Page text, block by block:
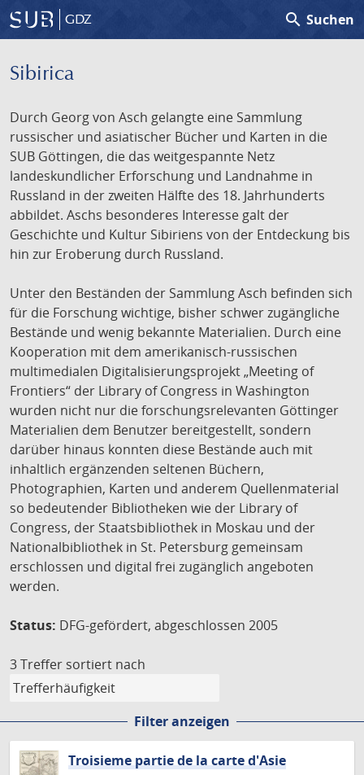
GDZ search Suchen
Sibirica
Durch Georg von Asch gelangte eine Sammlung
russischer und asiatischer Bücher und Karten in die
SUB Göttingen, die das weitgespannte Netz
landeskundlicher Erforschung und Landnahme in
Russland in der zweiten Hälfte des 18. Jahrhunderts
abbildet. Aschs besonderes Interesse galt der
Geschichte und Kultur Sibiriens von der Entdeckung bis
hin zur Eroberung durch Russland.
Unter den Beständen der Sammlung Asch befinden sich
für die Forschung wichtige, bisher schwer zugängliche
Bestände und wenig bekannte Materialien. Durch eine
Kooperation mit dem amerikanisch-russischen
multimedialen Digitalisierungsprojekt „Meeting of
Frontiers“ der Library of Congress in Washington
wurden nicht nur die forschungsrelevanten Göttinger
Materialien dem Benutzer bereitgestellt, sondern
darüber hinaus konnten diese Bestände auch mit
inhaltlich ergänzenden seltenen Büchern,
Photographien, Karten und anderem Quellenmaterial
so bedeutender Bibliotheken wie der Library of
Congress, der Staatsbibliothek in Moskau und der
Nationalbibliothek in St. Petersburg gemeinsam
erschlossen und digital frei zugänglich angeboten
werden.
Status: DFG-gefördert, abgeschlossen 2005
3 Treffer sortiert nach
Filter anzeigen
Troisieme partie de la carte d'Asie